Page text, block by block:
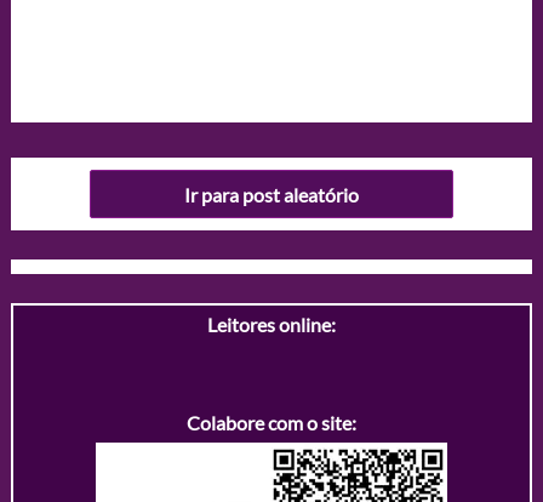
Ir para post aleatório
Leitores online:
Colabore com o site: